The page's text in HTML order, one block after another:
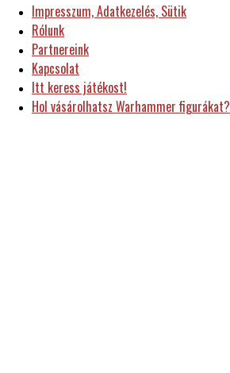
Impresszum, Adatkezelés, Sütik
Rólunk
Partnereink
Kapcsolat
Itt keress játékost!
Hol vásárolhatsz Warhammer figurákat?